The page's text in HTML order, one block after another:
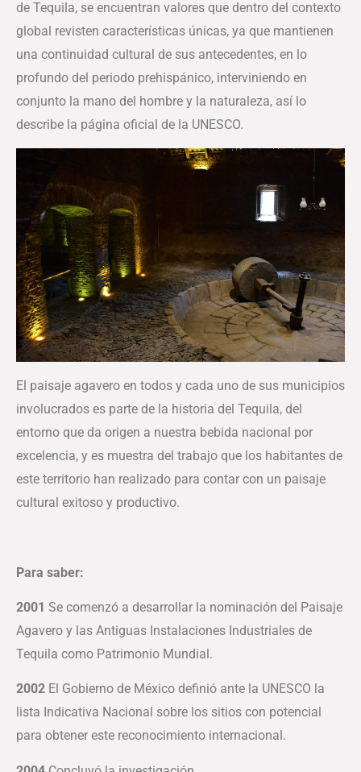
de Tequila, se encuentran valores que dentro del contexto
global revisten características únicas, ya que mantienen
una continuidad cultural de sus antecedentes, en lo
profundo del periodo prehispánico, interviniendo en
conjunto la mano del hombre y la naturaleza, así lo
describe la página oficial de la UNESCO.
El paisaje agavero en todos y cada uno de sus municipios
involucrados es parte de la historia del Tequila, del
entorno que da origen a nuestra bebida nacional por
excelencia, y es muestra del trabajo que los habitantes de
este territorio han realizado para contar con un paisaje
cultural exitoso y productivo.
Para saber:
2001 Se comenzó a desarrollar la nominación del Paisaje
Agavero y las Antiguas Instalaciones Industriales de
Tequila como Patrimonio Mundial.
2002 El Gobierno de México definió ante la UNESCO la
lista Indicativa Nacional sobre los sitios con potencial
para obtener este reconocimiento internacional.